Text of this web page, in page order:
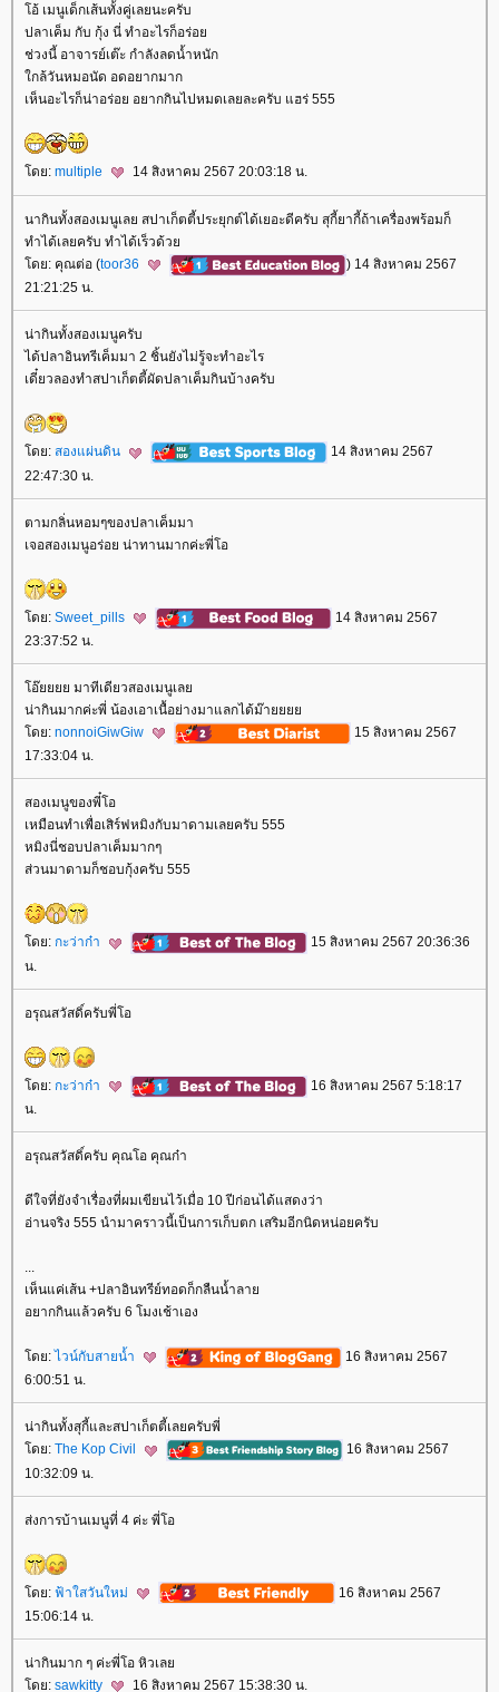
อ้ เมนูเด็กเส้นทั้งคู่เลยนะครับ
ปลาเค็ม กับ กุ้ง นี่ ทำอะไรก็อร่อ
ช่วงนี้ อาจารย์เต๊ะ กำลังลดน้ำหนัก
กล้วันหมอนัด อดอยากมาก
เห็นอะไรก็น่าอร่อย อยากกินไปหมดเลยละครับ แฮร่ 555
ดย: multiple 14 สิงหาคม 2567 20:03:18 น.
นากินทั้งสองเมนูเลย สปาเก็ตตี้ประยุกต์ได้เยอะดีครับ สุกี้ยากี้ถ้าเครื่องพร้อมก็
ทำได้เลยครับ ทำได้เร็วด้ว
ดย: คุณต่อ (toor36
) 14 สิงหาคม 2567
21:21:25 น.
น่ากินทั้งสองเมนูครับ
ได้ปลาอินทรีเค็มมา 2 ชิ้นยังไม่รู้จะทำอะไร
เดี๋ยวลองทำสปาเก็ตตี้ผัดปลาเค็มกินบ้างครับ
ดย: สองแผ่นดิน
14 สิงหาคม 2567
22:47:30 น.
ตามกลิ่นหอมๆของปลาเค็มมา
เจอสองเมนูอร่อย น่าทานมากค่ะพี่โอ
ดย: Sweet_pills
14 สิงหาคม 2567
23:37:52 น.
อ๊ยยยย มาทีเดียวสองเมนูเล
น่ากินมากค่ะพี่ น้องเอาเนื้อย่างมาแลกได้ม๊า
ดย: nonnoiGiwGiw
15 สิงหาคม 2567
17:33:04 น.
สองเมนูของพี๋โอ
เหมือนทำเพื่อเสิร์ฟหมิงกับมาดามเลยครับ 555
หมิงนี่ชอบปลาเค็มมากๆ
ส่วนมาดามก็ชอบกุ้งครับ 555
ดย: กะว่าก๋า
15 สิงหาคม 2567 20:36:36
น.
อรุณสวัสดิ์ครับพี่โอ
ดย: กะว่าก๋า
16 สิงหาคม 2567 5:18:17
น.
อรุณสวัสดิ์ครับ คุณโอ คุณก๋า
ดีใจที่ยังจำเรื่องที่ผมเขียนไว้เมื่อ 10 ปีก่อนได้แสดงว่า
อ่านจริง 555 นำมาคราวนี้เป็นการเก็บตก เสริมอีกนิดหน่อยครับ
...
เห็นแค่เส้น +ปลาอินทรีย์ทอดก็กลืนน้ำลา
อยากกินแล้วครับ 6 โมงเช้าเอง
ดย: ไวน์กับสายน้ำ
16 สิงหาคม 2567
6:00:51 น.
น่ากินทั้งสุกี้และสปาเก็ตตี้เลยครับพี่
ดย: The Kop Civil
16 สิงหาคม 2567
10:32:09 น.
ส่งการบ้านเมนูที่ 4 ค่ะ พี่โอ
ดย: ฟ้าใสวันใหม่
16 สิงหาคม 2567
15:06:14 น.
น่ากินมาก ๆ ค่ะพี่โอ หิวเล
ดย: sawkitty 16 สิงหาคม 2567 15:38:30 น.